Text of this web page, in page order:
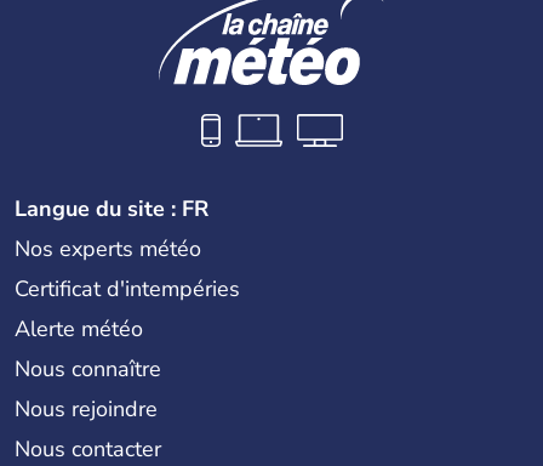
Langue du site : FR
Nos experts météo
Certificat d'intempéries
Alerte météo
Nous connaître
Nous rejoindre
Nous contacter